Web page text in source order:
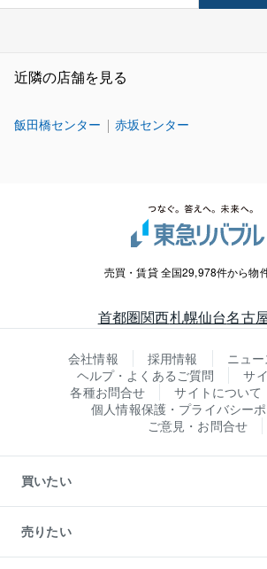
近隣の店舗を見る
飯田橋センター 赤坂センター
売買・賃貸 全国29,978件から物
首都圏関西札幌仙台名古
会社情報 採用情報
ニュ
ヘルプ・よくあるご質問
サ
各種お問合せ
サイトについて
個人情報保護・プライバシー
ご意見・お問合せ
買いたい
新築・分譲マンションの購入
中古マンションの購入
一戸建ての購入
売りたい